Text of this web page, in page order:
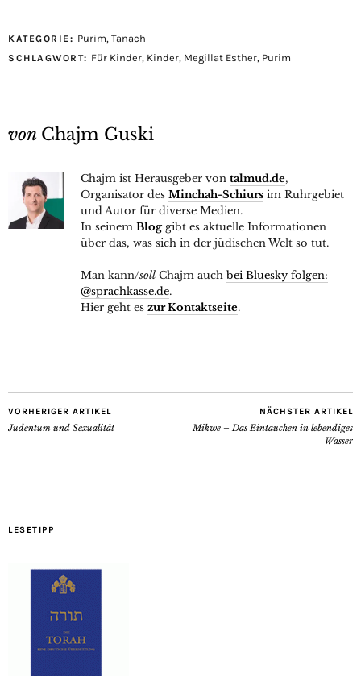
KATEGORIE: Purim, Tanach
SCHLAGWORT: Für Kinder, Kinder, Megillat Esther, Purim
von Chajm Guski
Chajm ist Herausgeber von talmud.de,
Organisator des Minchah-Schiurs im Ruhrgebiet
und Autor für diverse Medien.
In seinem Bloggibt es aktuelle Informationen
über das, was sich in der jüdischen Welt so tut.
Man kann/soll Chajm auch bei Bluesky folgen:
@sprachkasse.de.
Hier geht es zur Kontaktseite.
VORHERIGER ARTIKEL
Judentum und Sexualität
NÄCHSTER ARTIKEL
Mikwe – Das Eintauchen in lebendiges
Wasser
LESETIPP